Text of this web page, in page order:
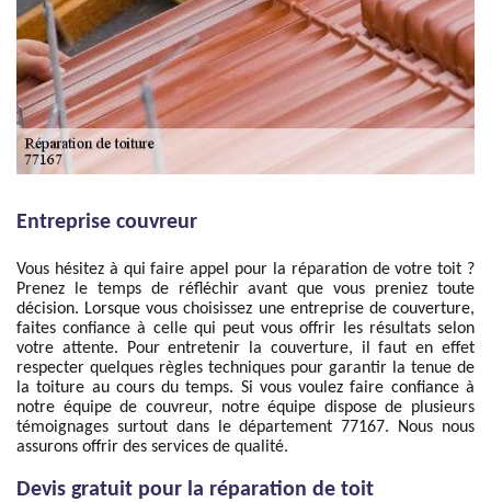
Entreprise couvreur
Vous hésitez à qui faire appel pour la réparation de votre toit ?
Prenez le temps de réfléchir avant que vous preniez toute
décision. Lorsque vous choisissez une entreprise de couverture,
faites confiance à celle qui peut vous offrir les résultats selon
votre attente. Pour entretenir la couverture, il faut en effet
respecter quelques règles techniques pour garantir la tenue de
la toiture au cours du temps. Si vous voulez faire confiance à
notre équipe de couvreur, notre équipe dispose de plusieurs
témoignages surtout dans le département 77167. Nous nous
assurons offrir des services de qualité.
Devis gratuit pour la réparation de toit